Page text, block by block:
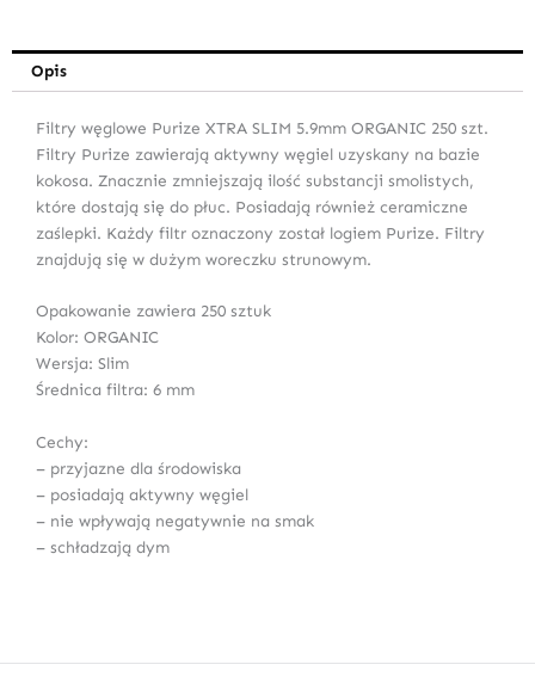
Opis
Filtry węglowe Purize XTRA SLIM 5.9mm ORGANIC 250 szt.
Filtry Purize zawierają aktywny węgiel uzyskany na bazie
kokosa. Znacznie zmniejszają ilość substancji smolistych,
które dostają się do płuc. Posiadają również ceramiczne
zaślepki. Każdy filtr oznaczony został logiem Purize. Filtry
znajdują się w dużym woreczku strunowym.
Opakowanie zawiera 250 sztuk
Kolor: ORGANIC
Wersja: Slim
Średnica filtra: 6 mm
Cechy:
– przyjazne dla środowiska
– posiadają aktywny węgiel
– nie wpływają negatywnie na smak
– schładzają dym